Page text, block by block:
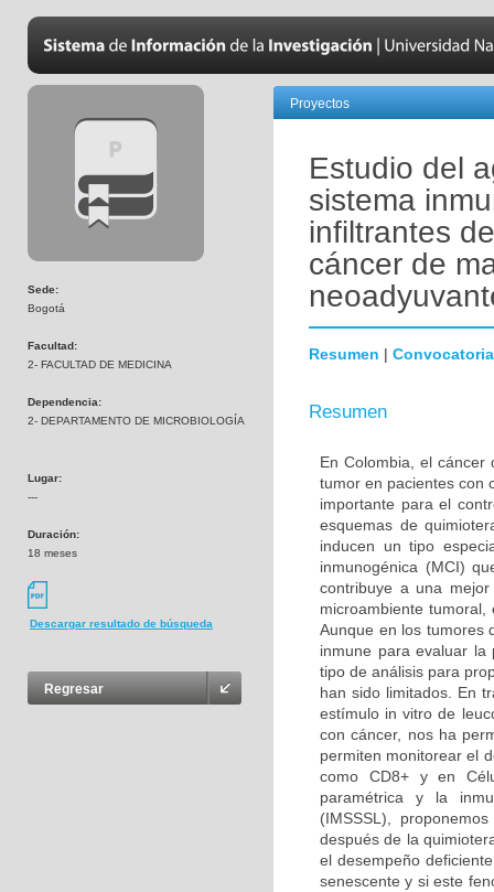
Sede:
Bogotá
Facultad:
2- FACULTAD DE MEDICINA
Dependencia:
2- DEPARTAMENTO DE MICROBIOLOGÍA
Lugar:
---
Duración:
18 meses
Descargar resultado de búsqueda
Regresar
Proyectos
Estudio del
sistema
infiltrantes
cáncer de
Resumen | Convocatoria
Resumen
En Colombia, el
tumor en pacientes con
importante para el
esquemas de
inducen un tipo
inmunogénica (MCI)
contribuye a una
microambiente
Aunque en los tumores
inmune para evaluar la
tipo de análisis para
han sido limitados. En
estímulo in vitro de
con cáncer, nos ha
permiten monitorear el
como CD8+ y en
paramétrica y la
(IMSSSL),
después de la
el desempeño
senescente y si este